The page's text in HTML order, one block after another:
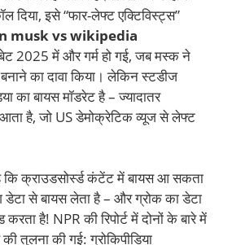
दिया, इसे “फार-लेफ्ट एक्टिविस्ट्स”
musk vs wikipedia
2025 में और गर्म हो गई, जब मस्क ने
का दावा किया। लेकिन स्टडीज
का बायस मॉडरेट है – ज्यादातर
है, जो US डेमोक्रेटिक व्यूज से लेफ्ट
कि क्राउडसोर्स्ड कंटेंट में बायस आ सकता
डेटा से बायस लेता है – और ग्रोक का डेटा
करता है! NPR की रिपोर्ट में दोनों के बारे में
तुलना की गई: ग्रोकिपीडिया